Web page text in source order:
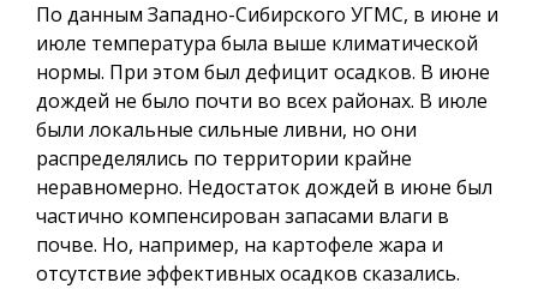
По данным Западно-Сибирского УГМС, в июне и
июле температура была выше климатической
нормы. При этом был дефицит осадков. В июне
дождей не было почти во всех районах. В июле
были локальные сильные ливни, но они
распределялись по территории крайне
неравномерно. Недостаток дождей в июне был
частично компенсирован запасами влаги в
почве. Но, например, на картофеле жара и
отсутствие эффективных осадков сказались.